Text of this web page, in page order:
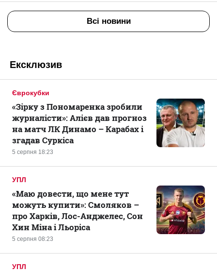
Всі новини
Ексклюзив
Єврокубки
5 серпня 18:23
«Зірку з Пономаренка зробили
журналісти»: Алієв дав прогноз
на матч ЛК Динамо – Карабах і
згадав Суркіса
УПЛ
5 серпня 08:23
«Маю довести, що мене тут
можуть купити»: Смоляков –
про Харків, Лос-Анджелес, Сон
Хин Міна і Льоріса
УПЛ